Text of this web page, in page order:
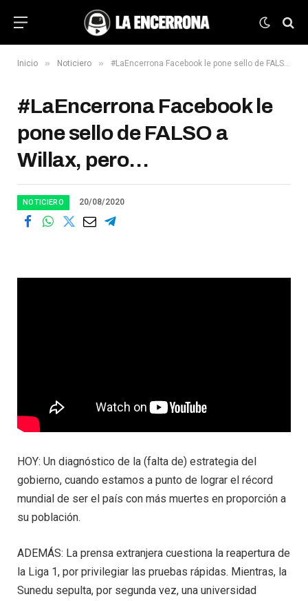
Inicio » Noticiero » #LaEncerrona Facebook le pone sello de FALSO a Willax, pero…
#LaEncerrona Facebook le
pone sello de FALSO a
Willax, pero…
NOTICIERO 20/08/2020
HOY: Un diagnóstico de la (falta de) estrategia del
gobierno, cuando estamos a punto de lograr el récord
mundial de ser el país con más muertes en proporción a
su población.
ADEMÁS: La prensa extranjera cuestiona la reapertura de
la Liga 1, por privilegiar las pruebas rápidas. Mientras, la
Sunedu sepulta, por segunda vez, una universidad